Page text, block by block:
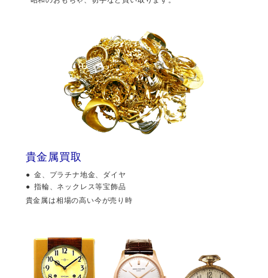
貴金属買取
金、プラチナ地金、ダイヤ
指輪、ネックレス等宝飾品
貴金属は相場の高い今が売り時